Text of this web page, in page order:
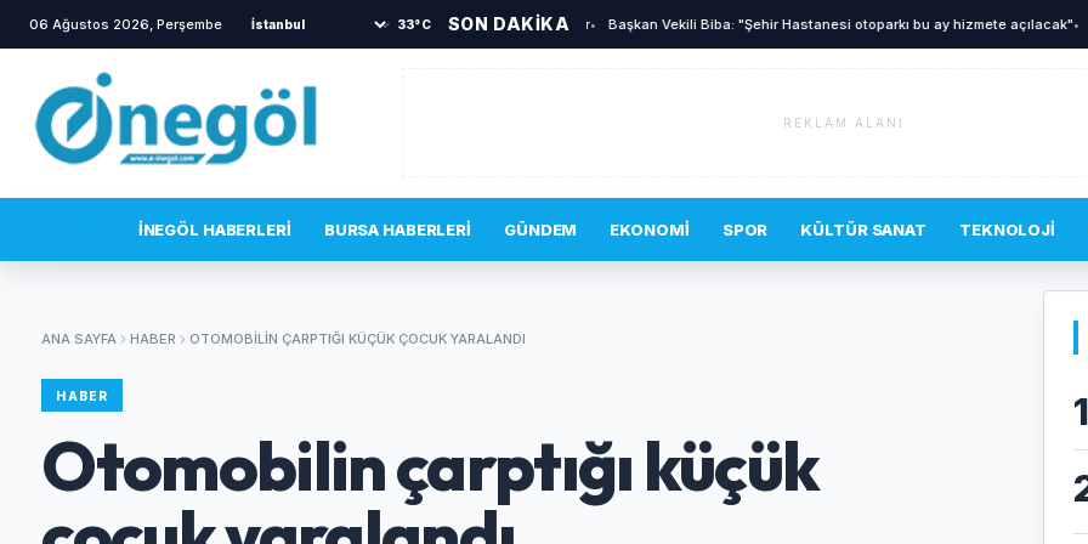
06 Ağustos 2026, Perşembe 33°C SON DAKİKA
İnegöl'ün lezzetleri vitrine çıkıyor• Başkan Vekili Biba: "Şehir Hastanesi otoparkı bu ay hizmete açılacak"•
REKLAM ALANI
İNEGÖL HABERLERI BURSA HABERLERI GÜNDEM EKONOMI SPOR KÜLTÜR SANAT TEKNOLOJI
ANA SAYFA HABER OTOMOBILIN ÇARPTIĞI KÜÇÜK ÇOCUK YARALANDI
HABER
Otomobilin çarptığı küçük
1